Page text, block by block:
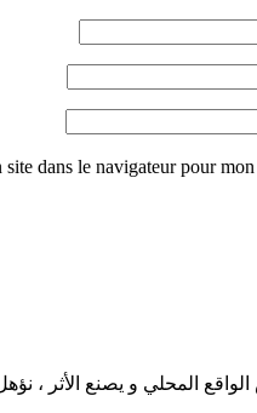
dans le navigateur pour
المحلي و يصنع الأثر ،